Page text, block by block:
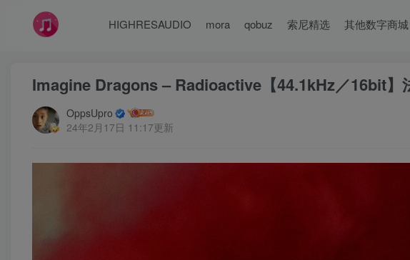
HIGHRESAUDIO mora qobuz 索尼精选 其他数字商城
Imagine Dragons – Radioactive【44.1kHz／16bit】
OppsUpro
24年2月17日 11:17更新